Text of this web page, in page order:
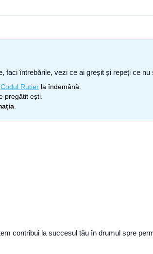
faci întrebările, vezi ce ai greșit și repeți ce
Codul Rutier la îndemână.
pregătit ești.
contribui la succesul tău în drumul spre